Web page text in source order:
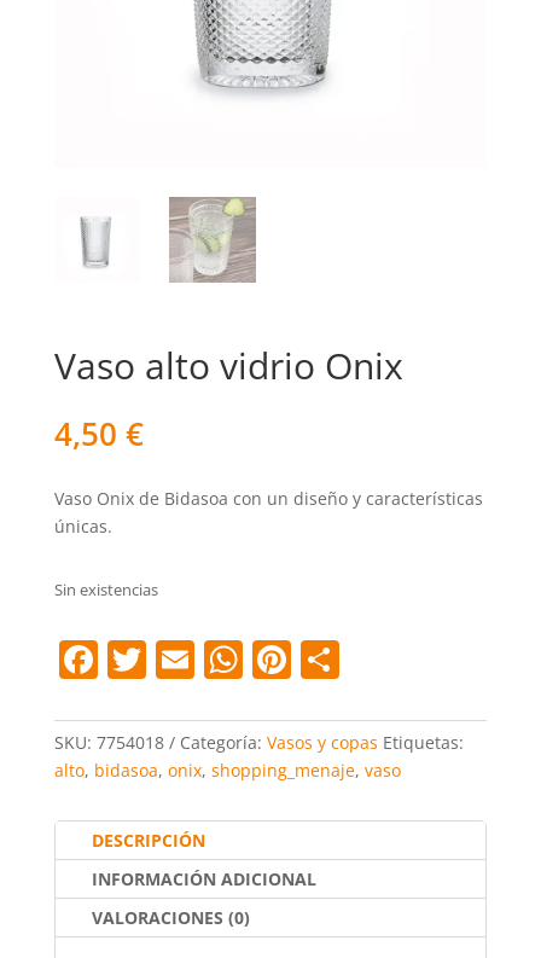
Vaso alto vidrio Onix
4,50 €
Vaso Onix de Bidasoa con un diseño y características
únicas.
Sin existencias
F
c
e
b
o
o
k
T
itt
er
E
ai
l
W
at
s
A
p
p
Pi
er
e
st
C
m
p
ar
tir
SKU: 7754018 Categoría: Vasos y copas Etiquetas:
alto, bidasoa, onix, shopping_menaje, vaso
DESCRIPCIÓN
INFORMACIÓN ADICIONAL
VALORACIONES (0)